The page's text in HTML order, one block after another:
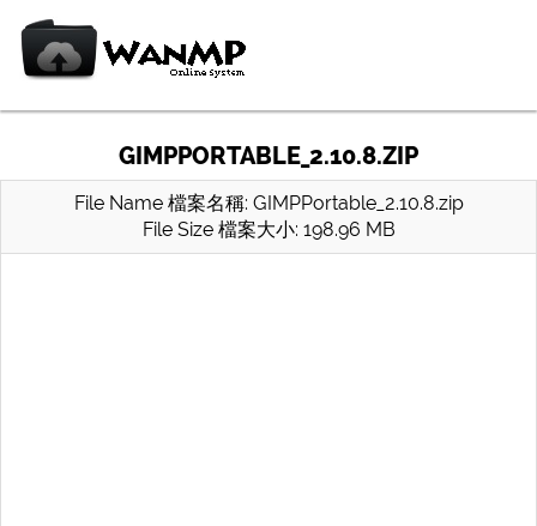
GIMPPORTABLE_2.10.8.ZIP
File Name 檔案名稱: GIMPPortable_2.10.8.zip
File Size 檔案大小: 198.96 MB